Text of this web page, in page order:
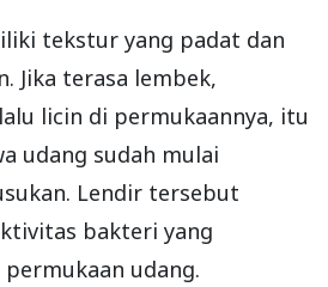
tekstur yang padat dan
Jika terasa lembek,
licin di permukaannya, itu
udang sudah mulai
Lendir tersebut
bakteri yang
udang.